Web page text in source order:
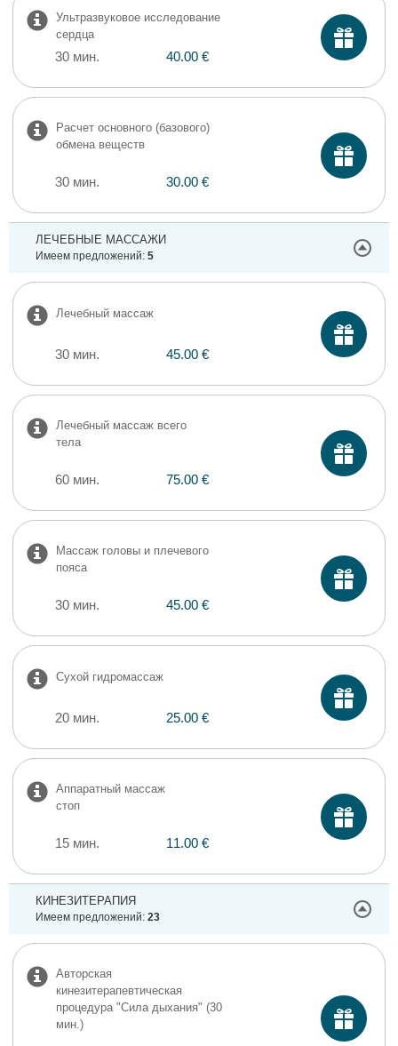
Ультразвуковое исследование
сердца
30 мин. 40.00 €
Расчет основного (базового)
обмена веществ
30 мин. 30.00 €
ЛЕЧЕБНЫЕ МАССАЖИ
Имеем предложений: 5
Лечебный массаж
30 мин. 45.00 €
Лечебный массаж всего
тела
60 мин. 75.00 €
Массаж головы и плечевого
пояса
30 мин. 45.00 €
Сухой гидромассаж
20 мин. 25.00 €
​Аппаратный массаж
стоп
15 мин. 11.00 €
КИНЕЗИТЕРАПИЯ
Имеем предложений: 23
Авторская
кинезитерапевтическая
процедура "Сила дыхания" (30
мин.)